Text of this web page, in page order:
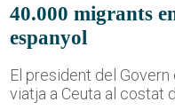
40.000 migrants
espanyol
El president del
viatja a Ceuta al costat